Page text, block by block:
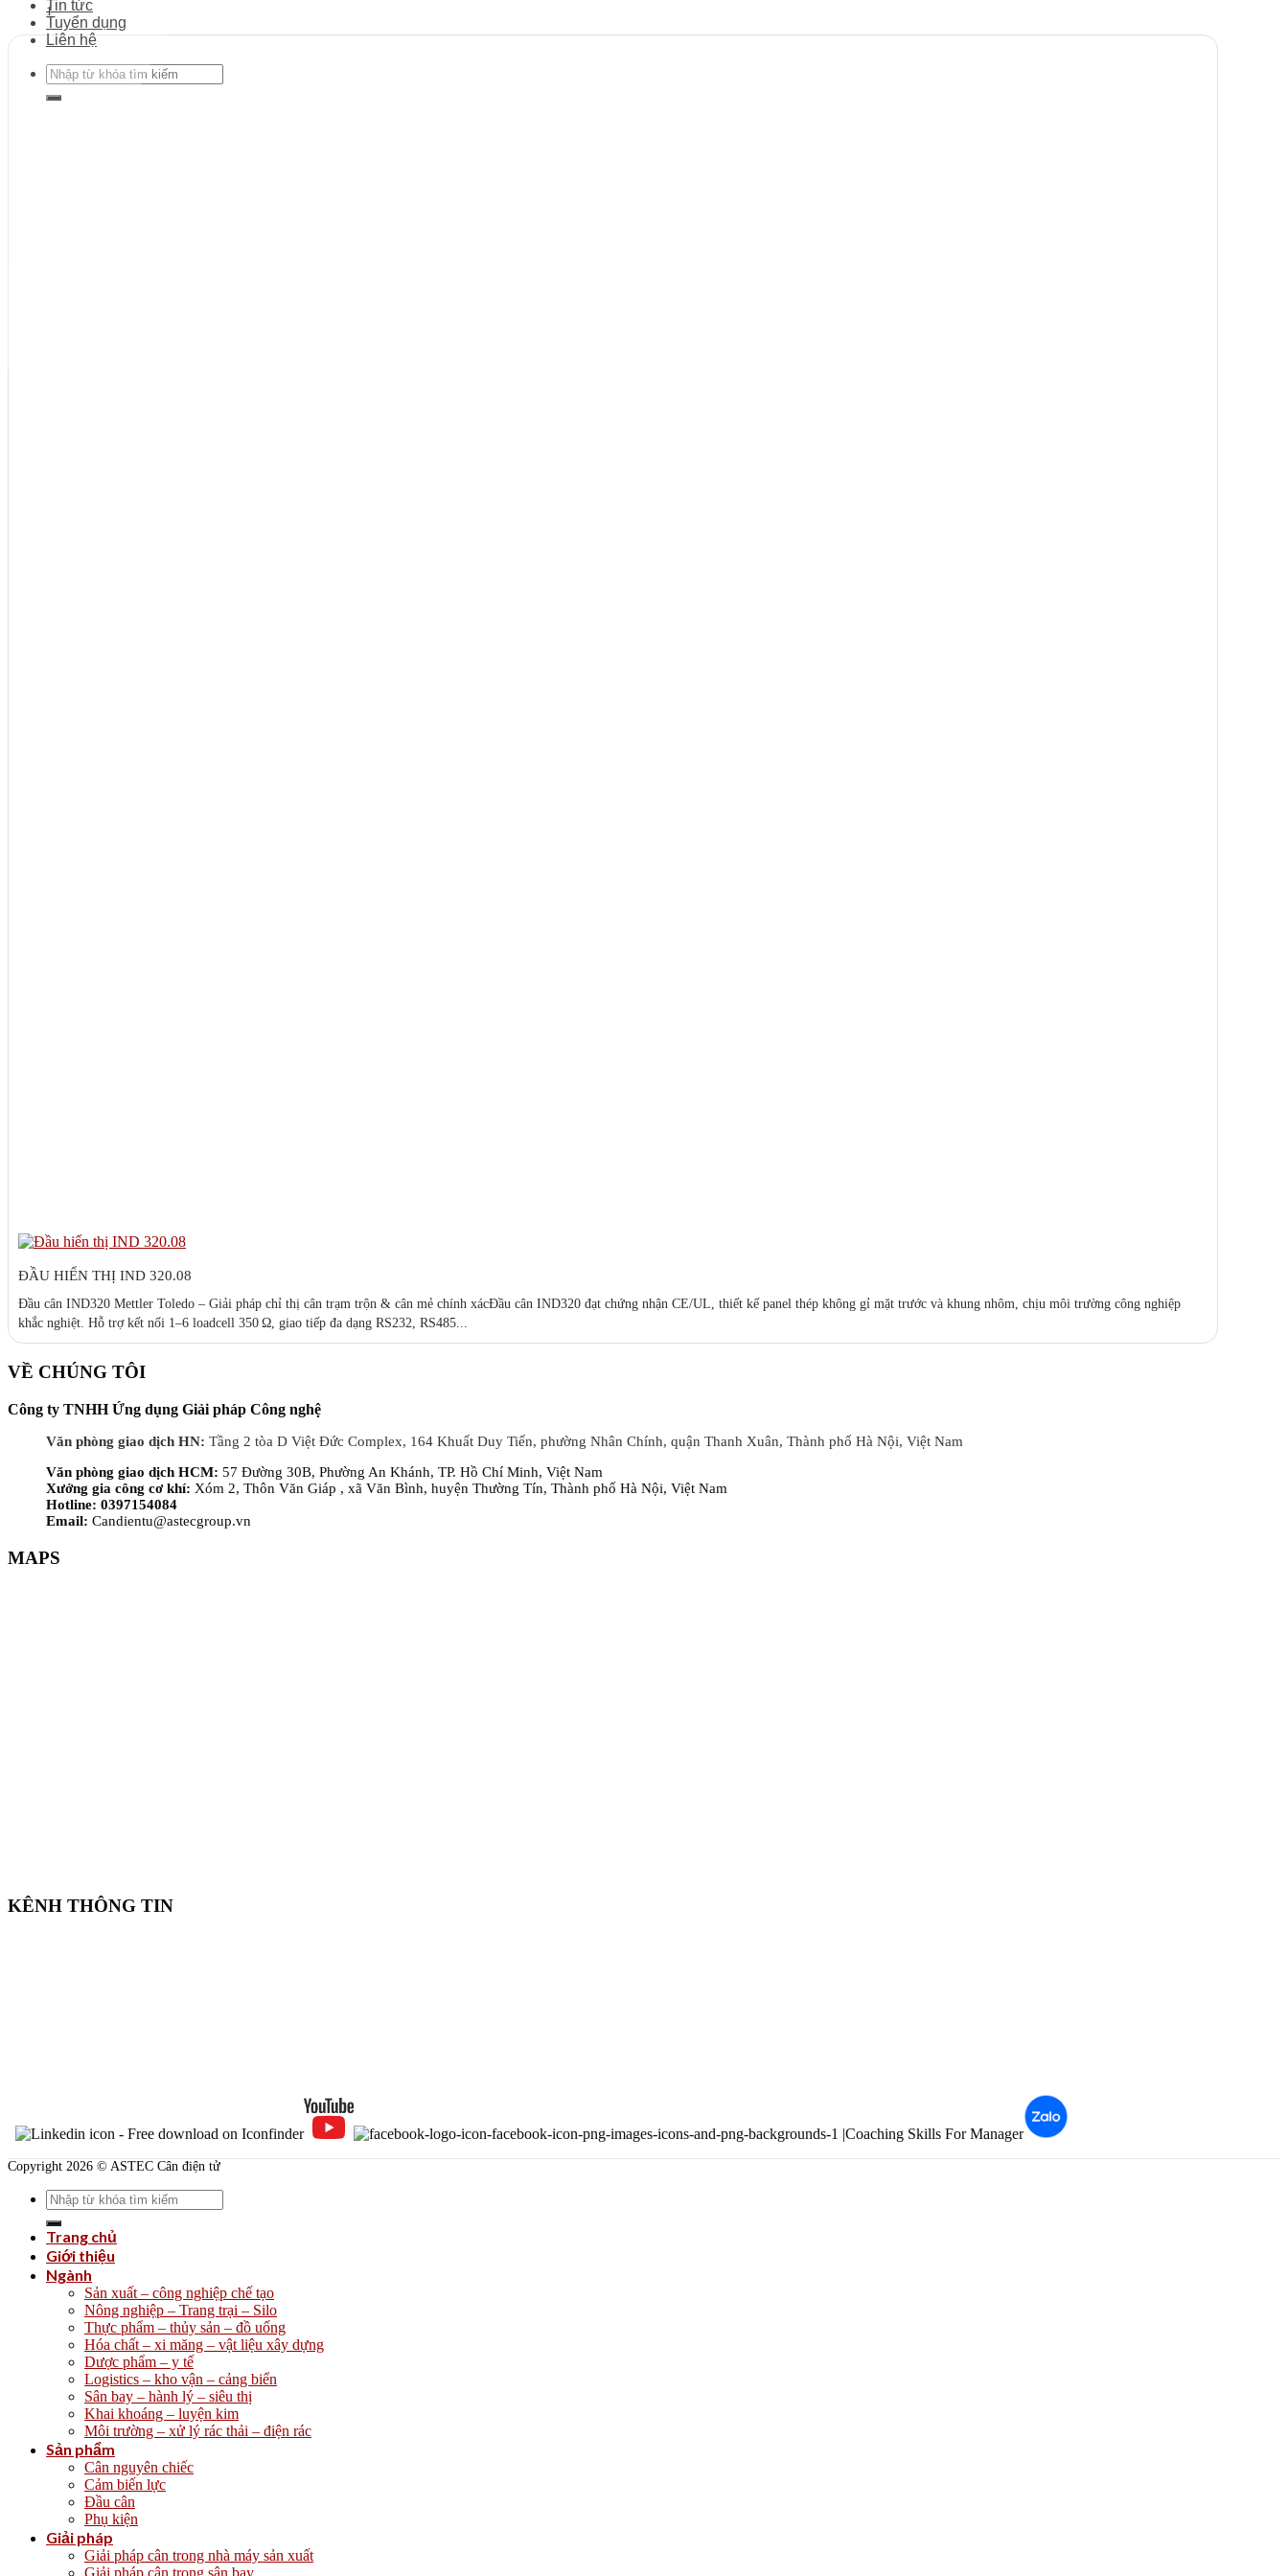
Tin tức
Tuyển dụng
Liên hệ
Search
for:
1
ĐẦU HIỂN THỊ IND 320.08
Đầu cân IND320 Mettler Toledo – Giải pháp chỉ thị cân trạm trộn & cân mẻ chính xácĐầu cân IND320 đạt chứng nhận CE/UL, thiết kế panel thép không gỉ mặt trước và khung nhôm, chịu môi trường công nghiệp
khắc nghiệt. Hỗ trợ kết nối 1–6 loadcell 350 Ω, giao tiếp đa dạng RS232, RS485...
VỀ CHÚNG TÔI
Công ty TNHH Ứng dụng Giải pháp Công nghệ
Văn phòng giao dịch HN: Tầng 2 tòa D Việt Đức Complex, 164 Khuất Duy Tiến, phường Nhân Chính, quận Thanh Xuân, Thành phố Hà Nội, Việt Nam
Văn phòng giao dịch HCM: 57 Đường 30B, Phường An Khánh, TP. Hồ Chí Minh, Việt Nam
Xưởng gia công cơ khí: Xóm 2, Thôn Văn Giáp , xã Văn Bình, huyện Thường Tín, Thành phố Hà Nội, Việt Nam
Hotline: 0397154084
Email: Candientu@astecgroup.vn
MAPS
KÊNH THÔNG TIN
Copyright 2026 © ASTEC Cân điện tử
Search
for:
Trang chủ
Giới thiệu
Ngành
Sản xuất – công nghiệp chế tạo
Nông nghiệp – Trang trại – Silo
Thực phẩm – thủy sản – đồ uống
Hóa chất – xi măng – vật liệu xây dựng
Dược phẩm – y tế
Logistics – kho vận – cảng biển
Sân bay – hành lý – siêu thị
Khai khoáng – luyện kim
Môi trường – xử lý rác thải – điện rác
Sản phẩm
Cân nguyên chiếc
Cảm biến lực
Đầu cân
Phụ kiện
Giải pháp
Giải pháp cân trong nhà máy sản xuất
Giải pháp cân trong sân bay